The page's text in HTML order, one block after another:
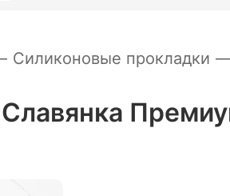
Силиконовые прокладки